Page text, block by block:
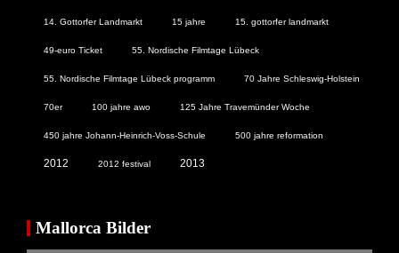
14. Gottorfer Landmarkt 15 jahre 15. gottorfer landmarkt
49-euro Ticket 55. Nordische Filmtage Lübeck
55. Nordische Filmtage Lübeck programm 70 Jahre Schleswig-Holstein
70er 100 jahre awo 125 Jahre Travemünder Woche
450 jahre Johann-Heinrich-Voss-Schule 500 jahre reformation
2012 2012 festival 2013
Mallorca Bilder